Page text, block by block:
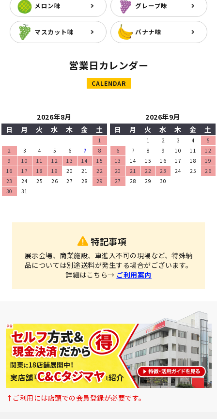
メロン味 グレープ味
マスカット味 バナナ味
営業日カレンダー
CALENDAR
2026年8月
日
月 火 水 木 金 土
1
2
3 4 5 6 7
8
9
10 11 12 13 14
15
16
17 18 19 20 21
22
23
24 25 26 27 28
29
30
31
2026年9月
日
月 火 水 木 金 土
1 2 3 4
5
6
7 8 9 10 11
12
13
14 15 16 17 18
19
20
21 22 23 24 25
26
27
28 29 30
特記事項
展示会場、商業施設、車進入不可の現場など、特殊納
品については別途送料が発生する場合がございます。
詳細はこちら→ ご利用案内
↑ご利用には店頭での会員登録が必要です。